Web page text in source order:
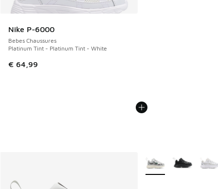
Nike P-6000
Bebes Chaussures
Platinum Tint - Platinum Tint - White
€ 64,99
Plus de couleurs